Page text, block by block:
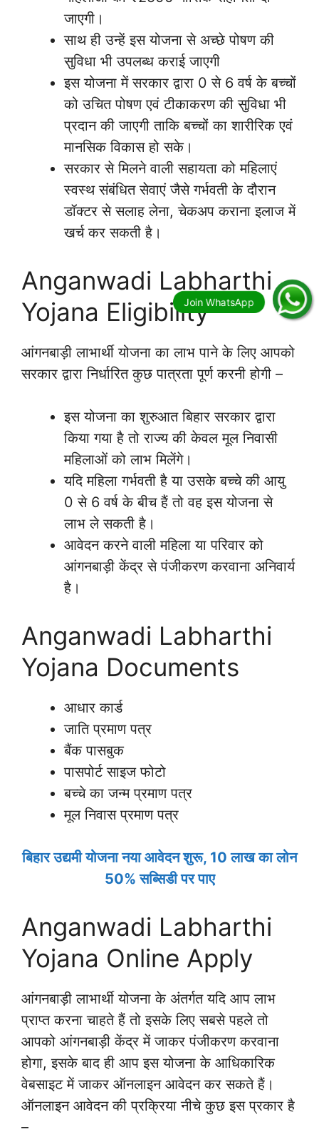
जाएगी।
साथ ही उन्हें इस योजना से अच्छे पोषण की
सुविधा भी उपलब्ध कराई जाएगी
इस योजना में सरकार द्वारा 0 से 6 वर्ष के बच्चों
को उचित पोषण एवं टीकाकरण की सुविधा भी
प्रदान की जाएगी ताकि बच्चों का शारीरिक एवं
मानसिक विकास हो सके।
सरकार से मिलने वाली सहायता को महिलाएं
स्वस्थ संबंधित सेवाएं जैसे गर्भवती के दौरान
डॉक्टर से सलाह लेना, चेकअप कराना इलाज में
खर्च कर सकती है।
Anganwadi Labharthi
Yojana Eligibility
आंगनबाड़ी लाभार्थी योजना का लाभ पाने के लिए आपको
सरकार द्वारा निर्धारित कुछ पात्रता पूर्ण करनी होगी –
इस योजना का शुरुआत बिहार सरकार द्वारा
किया गया है तो राज्य की केवल मूल निवासी
महिलाओं को लाभ मिलेंगे।
यदि महिला गर्भवती है या उसके बच्चे की आयु
0 से 6 वर्ष के बीच हैं तो वह इस योजना से
लाभ ले सकती है।
आवेदन करने वाली महिला या परिवार को
आंगनबाड़ी केंद्र से पंजीकरण करवाना अनिवार्य
है।
Anganwadi Labharthi
Yojana Documents
आधार कार्ड
जाति प्रमाण पत्र
बैंक पासबुक
पासपोर्ट साइज फोटो
बच्चे का जन्म प्रमाण पत्र
मूल निवास प्रमाण पत्र
बिहार उद्यमी योजना नया आवेदन शुरू, 10 लाख का लोन
50% सब्सिडी पर पाए
Anganwadi Labharthi
Yojana Online Apply
आंगनबाड़ी लाभार्थी योजना के अंतर्गत यदि आप लाभ
प्राप्त करना चाहते हैं तो इसके लिए सबसे पहले तो
आपको आंगनबाड़ी केंद्र में जाकर पंजीकरण करवाना
होगा, इसके बाद ही आप इस योजना के आधिकारिक
वेबसाइट में जाकर ऑनलाइन आवेदन कर सकते हैं।
ऑनलाइन आवेदन की प्रक्रिया नीचे कुछ इस प्रकार है
–